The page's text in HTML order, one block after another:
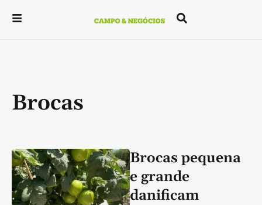
Brocas
Brocas pequena
e grande
danificam